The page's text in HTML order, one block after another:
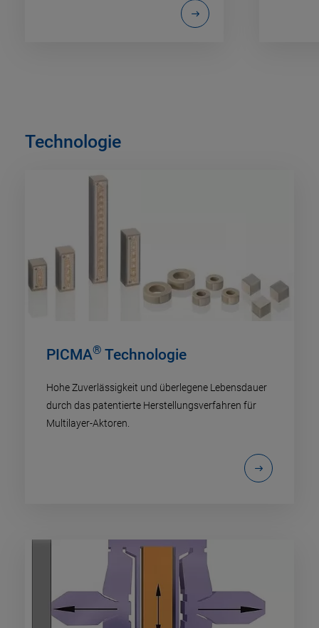
Technologie
PICMA® Technologie
Hohe Zuverlässigkeit und überlegene Lebensdauer
durch das patentierte Herstellungsverfahren für
Multilayer-Aktoren.